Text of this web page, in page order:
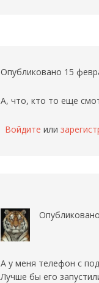
Опубликовано 15
А, что, кто то еще
Войдите или
А у меня телефон с
Лучше бы его